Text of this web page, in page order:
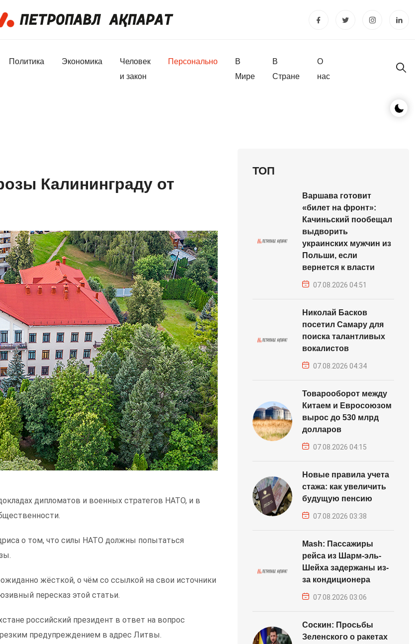
Политика Экономика
Человек
и закон
Персонально
В
Мире
В
Стране
О
нас
Калининграду от
дипломатов и военных стратегов НАТО, и в
о том, что силы НАТО должны попытаться
жёсткой, о чём со ссылкой на свои источники
пересказ этой статьи.
российский президент в ответ на вопрос
резким предупреждением в адрес Литвы.
ТОП
Варшава готовит
«билет на фронт»:
Качиньский пообещал
выдворить
украинских мужчин из
Польши, если
вернется к власти
07.08.2026 04:51
Николай Басков
посетил Самару для
поиска талантливых
вокалистов
07.08.2026 04:34
Товарооборот между
Китаем и Евросоюзом
вырос до 530 млрд
долларов
07.08.2026 04:15
Новые правила учета
стажа: как увеличить
будущую пенсию
07.08.2026 03:38
Mash: Пассажиры
рейса из Шарм-эль-
Шейха задержаны из-
за кондиционера
07.08.2026 03:06
Соскин: Просьбы
Зеленского о ракетах